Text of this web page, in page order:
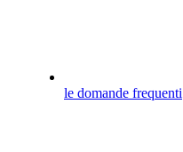
le domande frequenti